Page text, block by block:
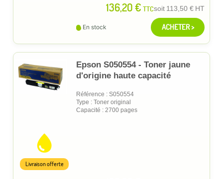
136,20 € TTCsoit 113,50 € HT
En stock ACHETER >
Epson S050554 - Toner jaune
d'origine haute capacité
Référence : S050554
Type : Toner original
Capacité : 2700 pages
Livraison offerte